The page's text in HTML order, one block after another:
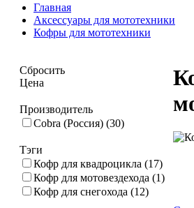
Главная
Аксессуары для мототехники
Кофры для мототехники
Сбросить
Цена
Производитель
Cobra (Россия) (30)
Тэги
Кофр для квадроцикла (17)
Кофр для мотовездехода (1)
Кофр для снегохода (12)